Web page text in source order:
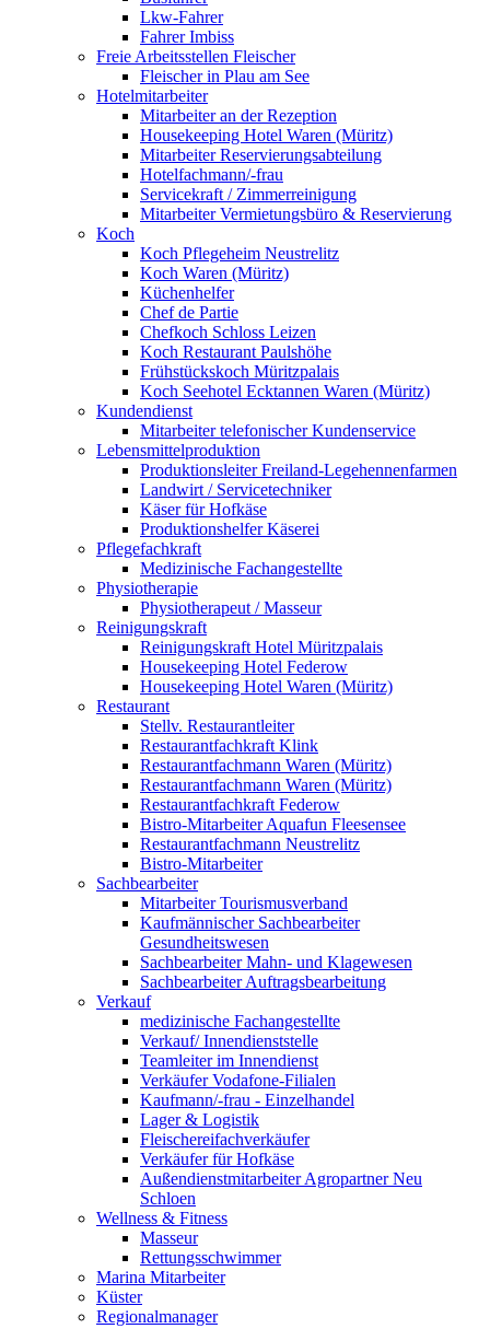
Lkw-Fahrer
Fahrer Imbiss
Freie Arbeitsstellen Fleischer
Fleischer in Plau am See
Hotelmitarbeiter
Mitarbeiter an der Rezeption
Housekeeping Hotel Waren (Müritz)
Mitarbeiter Reservierungsabteilung
Hotelfachmann/-frau
Servicekraft / Zimmerreinigung
Mitarbeiter Vermietungsbüro & Reservierung
Koch
Koch Pflegeheim Neustrelitz
Koch Waren (Müritz)
Küchenhelfer
Chef de Partie
Chefkoch Schloss Leizen
Koch Restaurant Paulshöhe
Frühstückskoch Müritzpalais
Koch Seehotel Ecktannen Waren (Müritz)
Kundendienst
Mitarbeiter telefonischer Kundenservice
Lebensmittelproduktion
Produktionsleiter Freiland-Legehennenfarmen
Landwirt / Servicetechniker
Käser für Hofkäse
Produktionshelfer Käserei
Pflegefachkraft
Medizinische Fachangestellte
Physiotherapie
Physiotherapeut / Masseur
Reinigungskraft
Reinigungskraft Hotel Müritzpalais
Housekeeping Hotel Federow
Housekeeping Hotel Waren (Müritz)
Restaurant
Stellv. Restaurantleiter
Restaurantfachkraft Klink
Restaurantfachmann Waren (Müritz)
Restaurantfachmann Waren (Müritz)
Restaurantfachkraft Federow
Bistro-Mitarbeiter Aquafun Fleesensee
Restaurantfachmann Neustrelitz
Bistro-Mitarbeiter
Sachbearbeiter
Mitarbeiter Tourismusverband
Kaufmännischer Sachbearbeiter
Gesundheitswesen
Sachbearbeiter Mahn- und Klagewesen
Sachbearbeiter Auftragsbearbeitung
Verkauf
medizinische Fachangestellte
Verkauf/ Innendienststelle
Teamleiter im Innendienst
Verkäufer Vodafone-Filialen
Kaufmann/-frau - Einzelhandel
Lager & Logistik
Fleischereifachverkäufer
Verkäufer für Hofkäse
Außendienstmitarbeiter Agropartner Neu
Schloen
Wellness & Fitness
Masseur
Rettungsschwimmer
Marina Mitarbeiter
Küster
Regionalmanager